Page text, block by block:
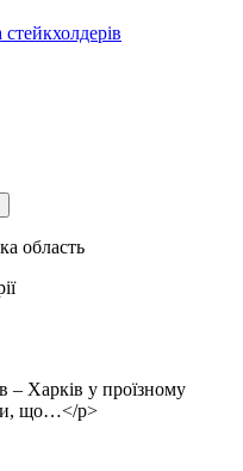
область
Харків у проїзному
що…</p>